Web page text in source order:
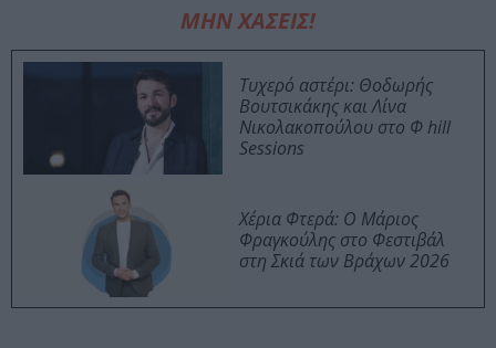
ΜΗΝ ΧΑΣΕΙΣ!
Τυχερό αστέρι: Θοδωρής
Βουτσικάκης και Λίνα
Νικολακοπούλου στο Φ hill
Sessions
Χέρια Φτερά: Ο Μάριος
Φραγκούλης στο Φεστιβάλ
στη Σκιά των Βράχων 2026